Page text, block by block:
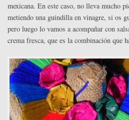
mexicana. En este caso, no lleva mucho
metiendo una guindilla en vinagre, si os
pero luego lo vamos a acompañar con
crema fresca, que es la combinación que